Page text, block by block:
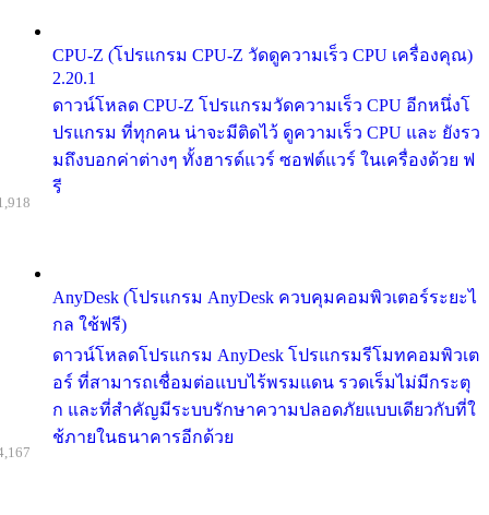
CPU-Z (โปรแกรม CPU-Z วัดดูความเร็ว CPU เครื่องคุณ)
2.20.1
ดาวน์โหลด CPU-Z โปรแกรมวัดความเร็ว CPU อีกหนึ่งโ
ปรแกรม ที่ทุกคน น่าจะมีติดไว้ ดูความเร็ว CPU และ ยังรว
มถึงบอกค่าต่างๆ ทั้งฮารด์แวร์ ซอฟต์แวร์ ในเครื่องด้วย ฟ
รี
AnyDesk (โปรแกรม AnyDesk ควบคุมคอมพิวเตอร์ระยะไ
กล ใช้ฟรี)
ดาวน์โหลดโปรแกรม AnyDesk โปรแกรมรีโมทคอมพิวเต
อร์ ที่สามารถเชื่อมต่อแบบไร้พรมแดน รวดเร็มไม่มีกระตุ
ก และที่สำคัญมีระบบรักษาความปลอดภัยแบบเดียวกับที่ใ
ช้ภายในธนาคารอีกด้วย